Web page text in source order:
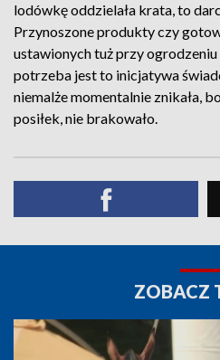
lodówkę oddzielała krata, to
Przynoszone produkty czy
ustawionych tuż przy
potrzeba jest to inicjatywa
niemalże momentalnie znikała,
posiłek, nie brakowało.
ZOBACZ